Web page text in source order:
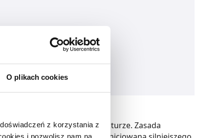
O plikach cookies
z korzystania z
i pozwolisz nam na
stosowaną w akupunkturze. Zasada